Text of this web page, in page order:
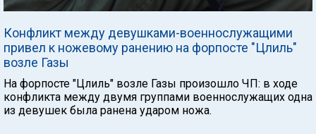
Конфликт между девушками-военнослужащими
привел к ножевому ранению на форпосте "Цлиль"
возле Газы
На форпосте "Цлиль" возле Газы произошло ЧП: в ходе
конфликта между двумя группами военнослужащих одна
из девушек была ранена ударом ножа.